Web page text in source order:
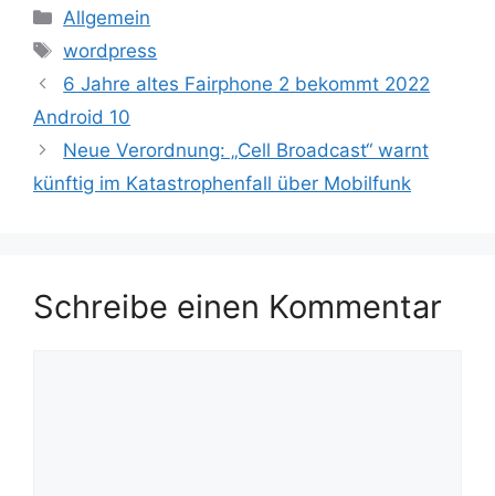
Kategorien
Allgemein
Schlagwörter
wordpress
6 Jahre altes Fairphone 2 bekommt 2022
Android 10
Neue Verordnung: „Cell Broadcast“ warnt
künftig im Katastrophenfall über Mobilfunk
Schreibe einen Kommentar